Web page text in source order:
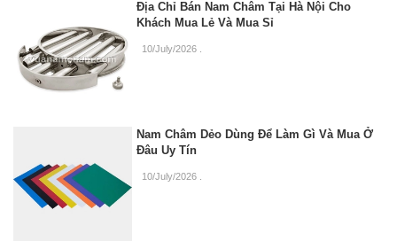
Địa Chỉ Bán Nam Châm Tại Hà Nội Cho
Khách Mua Lẻ Và Mua Sỉ
10/July/2026
Nam Châm Dẻo Dùng Để Làm Gì Và Mua Ở
Đâu Uy Tín
10/July/2026